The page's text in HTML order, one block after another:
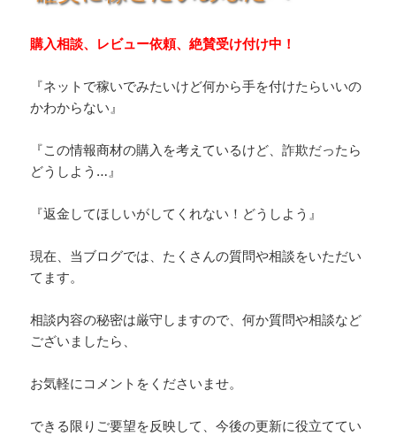
購入相談、レビュー依頼、絶賛受け付け中！
『ネットで稼いでみたいけど何から手を付けたらいいの
かわからない』
『この情報商材の購入を考えているけど、詐欺だったら
どうしよう…』
『返金してほしいがしてくれない！どうしよう』
現在、当ブログでは、たくさんの質問や相談をいただい
てます。
相談内容の秘密は厳守しますので、何か質問や相談など
ございましたら、
お気軽にコメントをくださいませ。
できる限りご要望を反映して、今後の更新に役立ててい